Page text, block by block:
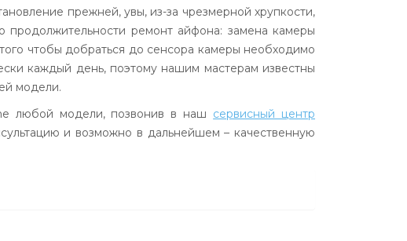
прежней, увы, из-за чрезмерной хрупкости,
ремонт айфона: замена камеры
чтобы добраться до сенсора камеры необходимо
каждый день, поэтому нашим мастерам известны
модели.
любой модели, позвонив в наш сервисный центр
и возможно в дальнейшем – качественную